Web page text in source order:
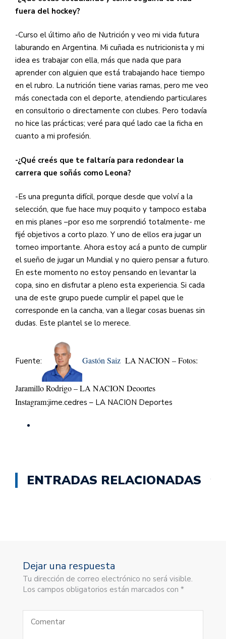
fuera del hockey?
-Curso el último año de Nutrición y veo mi vida futura
laburando en Argentina. Mi cuñada es nutricionista y mi
idea es trabajar con ella, más que nada que para
aprender con alguien que está trabajando hace tiempo
en el rubro. La nutrición tiene varias ramas, pero me veo
más conectada con el deporte, atendiendo particulares
en consultorio o directamente con clubes. Pero todavía
no hice las prácticas; veré para qué lado cae la ficha en
cuanto a mi profesión.
-¿Qué creés que te faltaría para redondear la
carrera que soñás como Leona?
-Es una pregunta difícil, porque desde que volví a la
selección, que fue hace muy poquito y tampoco estaba
en mis planes –por eso me sorprendió totalmente- me
fijé objetivos a corto plazo. Y uno de ellos era jugar un
torneo importante. Ahora estoy acá a punto de cumplir
el sueño de jugar un Mundial y no quiero pensar a futuro.
En este momento no estoy pensando en levantar la
copa, sino en disfrutar a pleno esta experiencia. Si cada
una de este grupo puede cumplir el papel que le
corresponde en la cancha, van a llegar cosas buenas sin
dudas. Este plantel se lo merece.
Fuente: Gastón Saiz LA NACION – Fotos:
Jaramillo Rodrigo – LA NACION Deoortes
Instagram:jime.cedres – LA NACION Deportes
ENTRADAS RELACIONADAS
Dejar una respuesta
Tu dirección de correo electrónico no será visible.
Los campos obligatorios están marcados con *